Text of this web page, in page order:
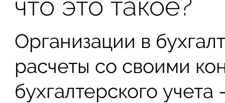
Организации в
расчеты со своими
бухгалтерского